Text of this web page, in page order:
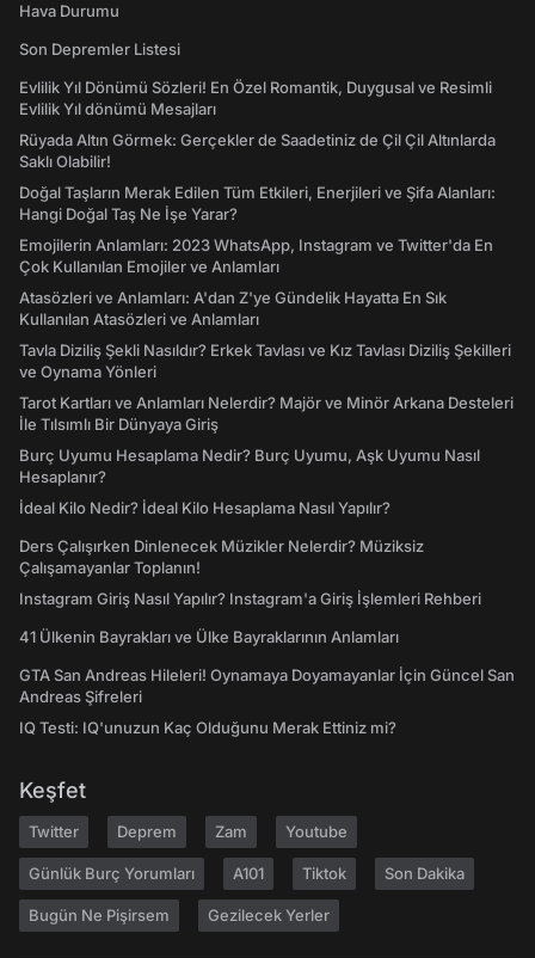
Hava Durumu
Son Depremler Listesi
Evlilik Yıl Dönümü Sözleri! En Özel Romantik, Duygusal ve Resimli
Evlilik Yıl dönümü Mesajları
Rüyada Altın Görmek: Gerçekler de Saadetiniz de Çil Çil Altınlarda
Saklı Olabilir!
Doğal Taşların Merak Edilen Tüm Etkileri, Enerjileri ve Şifa Alanları:
Hangi Doğal Taş Ne İşe Yarar?
Emojilerin Anlamları: 2023 WhatsApp, Instagram ve Twitter'da En
Çok Kullanılan Emojiler ve Anlamları
Atasözleri ve Anlamları: A'dan Z'ye Gündelik Hayatta En Sık
Kullanılan Atasözleri ve Anlamları
Tavla Diziliş Şekli Nasıldır? Erkek Tavlası ve Kız Tavlası Diziliş Şekilleri
ve Oynama Yönleri
Tarot Kartları ve Anlamları Nelerdir? Majör ve Minör Arkana Desteleri
İle Tılsımlı Bir Dünyaya Giriş
Burç Uyumu Hesaplama Nedir? Burç Uyumu, Aşk Uyumu Nasıl
Hesaplanır?
İdeal Kilo Nedir? İdeal Kilo Hesaplama Nasıl Yapılır?
Ders Çalışırken Dinlenecek Müzikler Nelerdir? Müziksiz
Çalışamayanlar Toplanın!
Instagram Giriş Nasıl Yapılır? Instagram'a Giriş İşlemleri Rehberi
41 Ülkenin Bayrakları ve Ülke Bayraklarının Anlamları
GTA San Andreas Hileleri! Oynamaya Doyamayanlar İçin Güncel San
Andreas Şifreleri
IQ Testi: IQ'unuzun Kaç Olduğunu Merak Ettiniz mi?
Keşfet
Twitter Deprem Zam Youtube
Günlük Burç Yorumları A101 Tiktok Son Dakika
Bugün Ne Pişirsem Gezilecek Yerler